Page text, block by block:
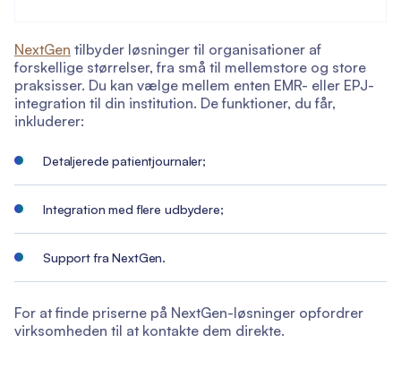
NextGen tilbyder løsninger til organisationer af
forskellige størrelser, fra små til mellemstore og store
praksisser. Du kan vælge mellem enten EMR- eller EPJ-
integration til din institution. De funktioner, du får,
inkluderer:
Detaljerede patientjournaler;
Integration med flere udbydere;
Support fra NextGen.
For at finde priserne på NextGen-løsninger opfordrer
virksomheden til at kontakte dem direkte.